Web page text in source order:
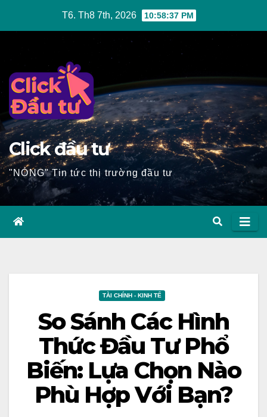
T6. Th8 7th, 2026 10:58:38 PM
Click đầu tư
"NÓNG" Tin tức thị trường đầu tư
TÀI CHÍNH - KINH TẾ
So Sánh Các Hình
Thức Đầu Tư Phổ
Biến: Lựa Chọn Nào
Phù Hợp Với Bạn?